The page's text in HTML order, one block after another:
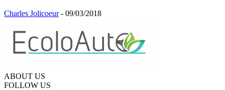
Charles Jolicoeur - 09/03/2018
ABOUT US
FOLLOW US